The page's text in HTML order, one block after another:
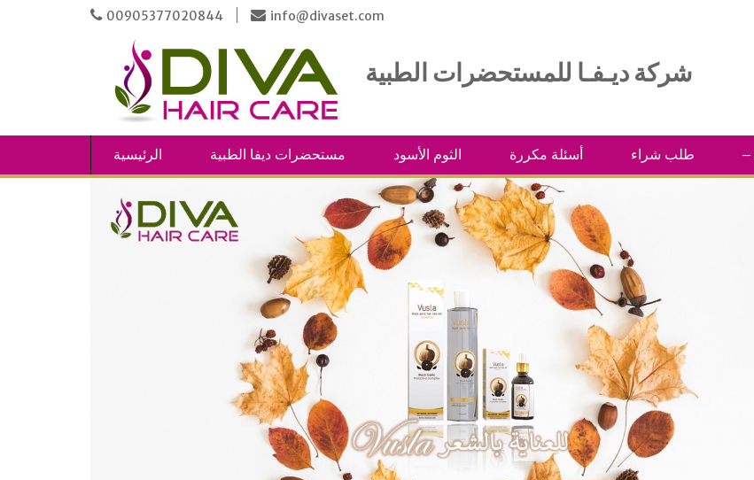
00905377020844
info@divaset.com
الرئيسية مستحضرات ديفا الطبية الثوم الأسود أسئلة مكررة طلب شراء